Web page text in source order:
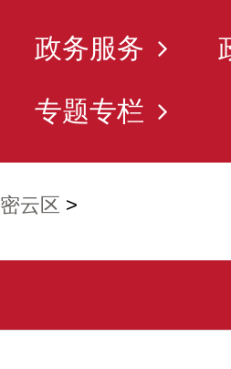
政务服务
专题专栏
密云区 >